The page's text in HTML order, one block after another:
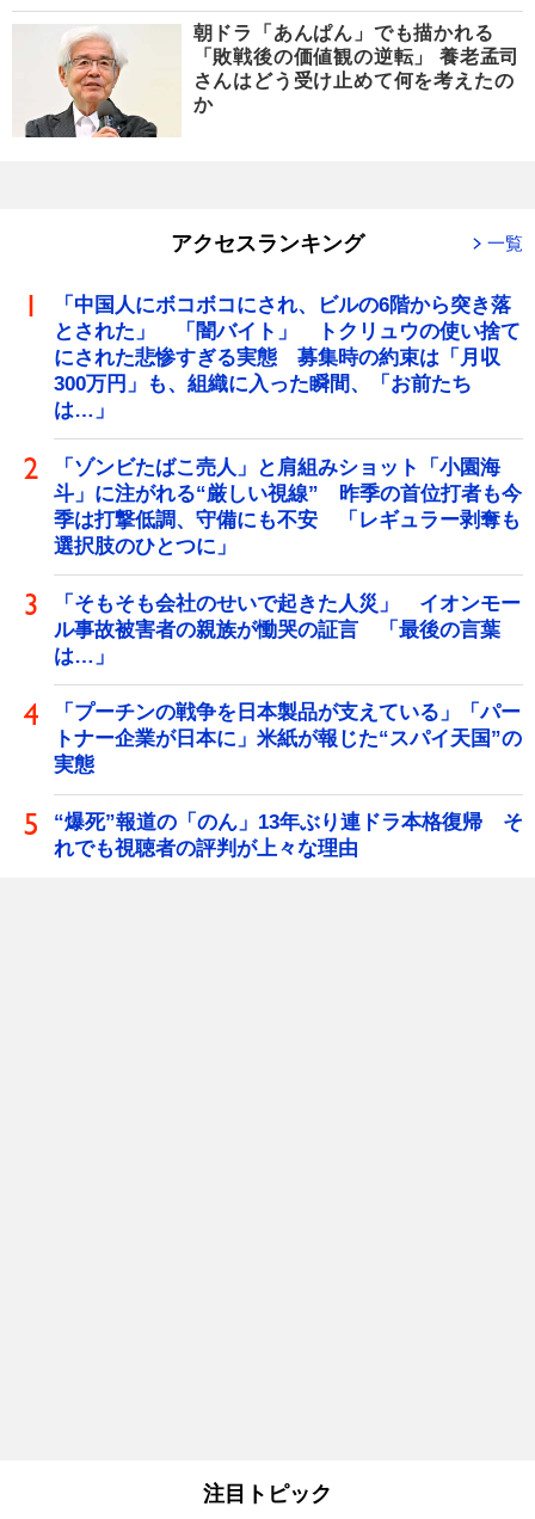
朝ドラ「あんぱん」でも描かれる
「敗戦後の価値観の逆転」 養老孟司
さんはどう受け止めて何を考えたの
か
アクセスランキング 一覧
「中国人にボコボコにされ、ビルの6階から突き落
とされた」 「闇バイト」 トクリュウの使い捨て
にされた悲惨すぎる実態 募集時の約束は「月収
300万円」も、組織に入った瞬間、「お前たち
は…」
「ゾンビたばこ売人」と肩組みショット「小園海
斗」に注がれる“厳しい視線” 昨季の首位打者も今
季は打撃低調、守備にも不安 「レギュラー剥奪も
選択肢のひとつに」
「そもそも会社のせいで起きた人災」 イオンモー
ル事故被害者の親族が慟哭の証言 「最後の言葉
は…」
「プーチンの戦争を日本製品が支えている」「パー
トナー企業が日本に」米紙が報じた“スパイ天国”の
実態
“爆死”報道の「のん」13年ぶり連ドラ本格復帰 そ
れでも視聴者の評判が上々な理由
注目トピック